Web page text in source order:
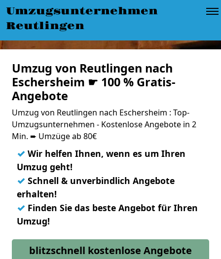
Umzugsunternehmen
Reutlingen
Umzug von Reutlingen nach
Eschersheim ☛ 100 % Gratis-
Angebote
Umzug von Reutlingen nach Eschersheim : Top-
Umzugsunternehmen - Kostenlose Angebote in 2
Min. ➨ Umzüge ab 80€
✓ Wir helfen Ihnen, wenn es um Ihren
Umzug geht!
✓ Schnell & unverbindlich Angebote
erhalten!
✓ Finden Sie das beste Angebot für Ihren
Umzug!
blitzschnell kostenlose Angebote